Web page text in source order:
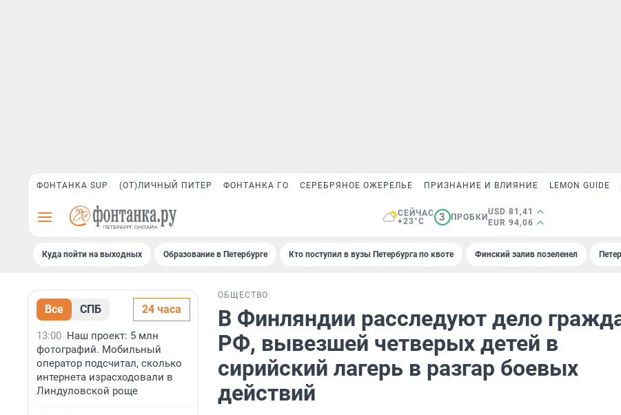
ФОНТАНКА SUP (ОТ)ЛИЧНЫЙ ПИТЕР ФОНТАНКА ГО СЕРЕБРЯНОЕ ОЖЕРЕЛЬЕ ПРИЗНАНИЕ И ВЛИЯНИЕ LEMON GUIDE
СЕЙЧАС
+23°C
3 ПРОБКИ
USD 81,41
EUR 94,06
Куда пойти на выходных Образование в Петербурге Кто поступил в вузы Петербурга по квоте Финский залив позеленел
Все СПБ 24 часа
13:00 Наш проект: 5 млн
фотографий. Мобильный
оператор подсчитал, сколько
интернета израсходовали в
Линдуловской роще
ОБЩЕСТВО
В Финляндии расследуют дело
РФ, вывезшей четверых детей в
сирийский лагерь в разгар боевых
действий